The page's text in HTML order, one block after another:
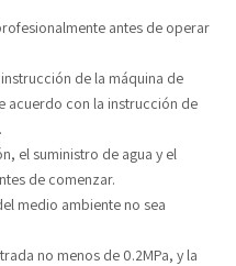
antes de operar
de la máquina de
acuerdo con la instrucción de
el suministro de agua y el
de comenzar.
medio ambiente no sea
no menos de 0.2MPa, y la